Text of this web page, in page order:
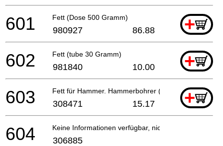
Fett (Dose 500 Gramm) +
601 980927 86.88
Fett (tube 30 Gramm) +
602 981840 10.00
Fett für Hammer. Hammerbohrer (70g) +
603 308471 15.17
Keine Informationen verfügbar, nicht bestellbar
604 306885